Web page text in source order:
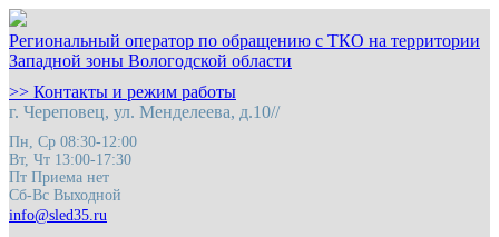
Региональный оператор по обращению с ТКО на территории
Западной зоны Вологодской области
>> Контакты и режим работы
г. Череповец, ул. Менделеева, д.10//
Пн, Ср 08:30-12:00
Вт, Чт 13:00-17:30
Пт Приема нет
Сб-Вс Выходной